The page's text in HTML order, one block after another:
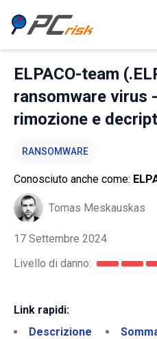
ELPACO-team
ransomware virus
rimozione e
RANSOMWARE
Conosciuto anche come:
Tomas Meskauskas
17 Settembre 2024
Livello di danno:
Link rapidi:
Descrizione